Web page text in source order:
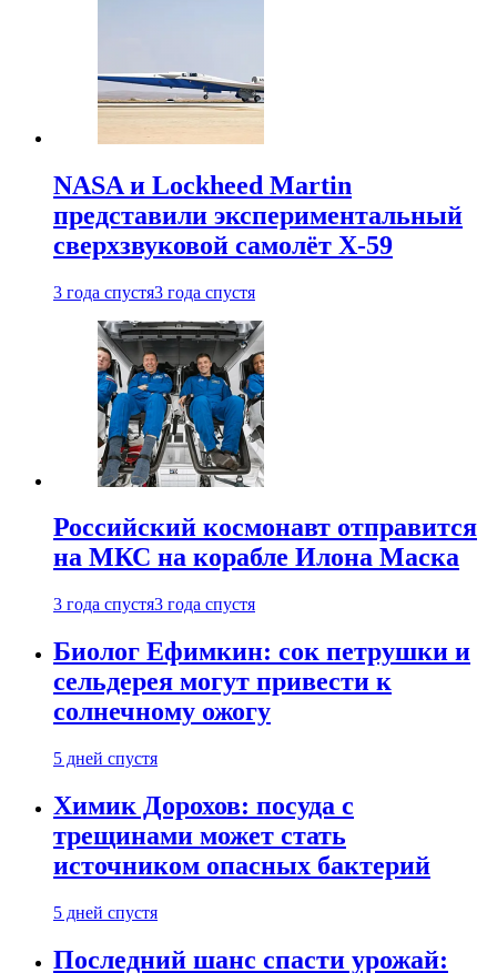
NASA и Lockheed Martin
представили экспериментальный
сверхзвуковой самолёт X-59
3 года спустя3 года спустя
Российский космонавт отправится
на МКС на корабле Илона Маска
3 года спустя3 года спустя
Биолог Ефимкин: сок петрушки и
сельдерея могут привести к
солнечному ожогу
5 дней спустя
Химик Дорохов: посуда с
трещинами может стать
источником опасных бактерий
5 дней спустя
Последний шанс спасти урожай: